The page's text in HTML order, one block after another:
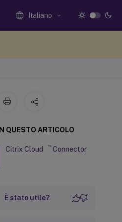
Italiano
IN QUESTO ARTICOLO
Citrix Cloud ™ Connector
È stato utile?